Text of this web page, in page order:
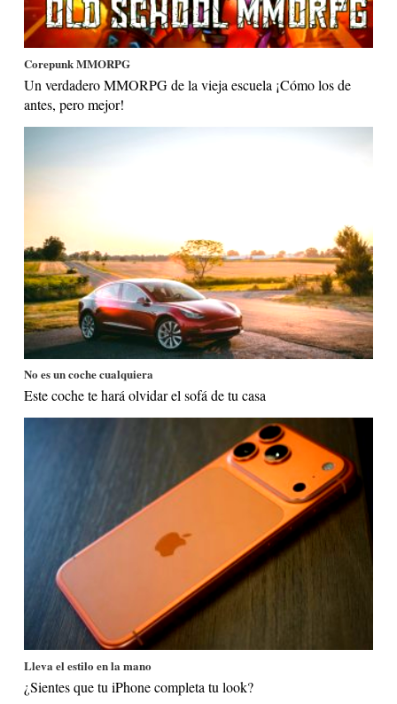
Corepunk MMORPG
Un verdadero MMORPG de la vieja escuela ¡Cómo los de
antes, pero mejor!
No es un coche cualquiera
Este coche te hará olvidar el sofá de tu casa
Lleva el estilo en la mano
¿Sientes que tu iPhone completa tu look?